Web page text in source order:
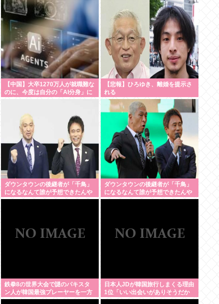
【中国】大卒1270万人が就職難な
のに、今度は自分の「AI分身」に
【悲報】ひろゆき、離婚を提示さ
れる
ダウンタウンの後継者が「千鳥」
になるなんて誰が予想できたんや
ダウンタウンの後継者が「千鳥」
になるなんて誰が予想できたんや
鉄拳8の世界大会で謎のパキスタ
ン人が韓国最強プレーヤーを一方
的にボコして約5000万円ゲット
日本人JDが韓国旅行しまくる理由
1位「いい出会いがありそうだか
ら」